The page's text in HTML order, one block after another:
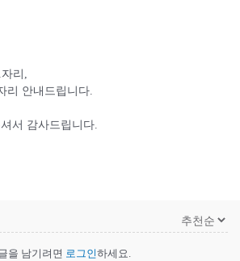
리,
리 안내드립니다.
서 감사드립니다.
을 남기려면 로그인하세요.